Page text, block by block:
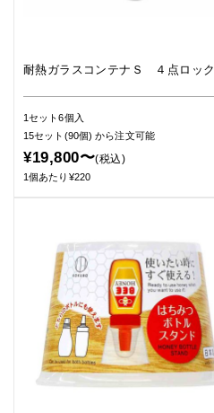
耐熱ガラスコンテナＳ ４点ロック
1セット6個入
15セット(90個)から注文可能
¥19,800〜(税込)
1個あたり¥220